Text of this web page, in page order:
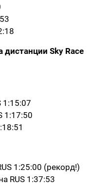
Sky Race
1:15:07
1:17:50
1:25:00 (рекорд!)
RUS 1:37:53